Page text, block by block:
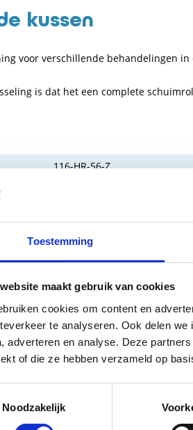
Toestemming
maakt gebruik van cookies
cookies om content en
te analyseren. Ook delen
adverteren en analyse. Deze
of die ze hebben verzameld op
Noodzakelijk
kussen
voor verschillende behandelingen
is dat het een complete
116-HR-56-Z
Wesseling
56 cm
18 cm
9 cm
Zwart
Ja
via de e-mail of telefoon. We